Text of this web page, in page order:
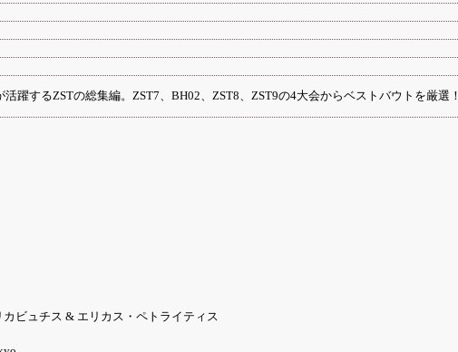
躍するZSTの総集編。ZST7、BH02、ZST8、ZST9の4大会からベストバウトを厳選！
ビュチス & エリカス・ペトライティス